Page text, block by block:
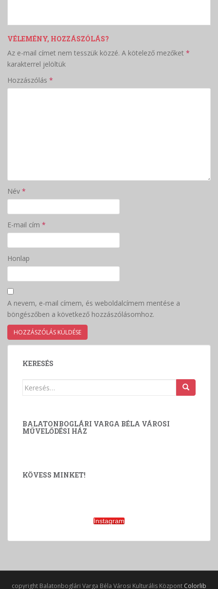
VÉLEMÉNY, HOZZÁSZÓLÁS?
Az e-mail címet nem tesszük közzé. A kötelező mezőket *
karakterrel jelöltük
Hozzászólás *
Név *
E-mail cím *
Honlap
A nevem, e-mail címem, és weboldalcímem mentése a
böngészőben a következő hozzászólásomhoz.
KERESÉS
Keresés:
BALATONBOGLÁRI VARGA BÉLA VÁROSI
MŰVELŐDÉSI HÁZ
KÖVESS MINKET!
Instagram
copyright Balatonboglári Varga Béla Városi Kulturális Központ Colorlib